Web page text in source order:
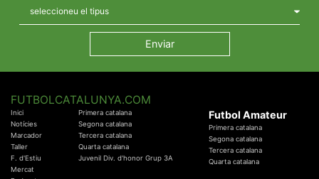
FUTBOLCATALUNYA.COM
Inici
Notícies
Marcador
Taller
F. d'Estiu
Mercat
Primera catalana
Segona catalana
Tercera catalana
Quarta catalana
Juvenil Div. d'honor Grup 3A
Futbol Amateur
Primera catalana
Segona catalana
Tercera catalana
Quarta catalana